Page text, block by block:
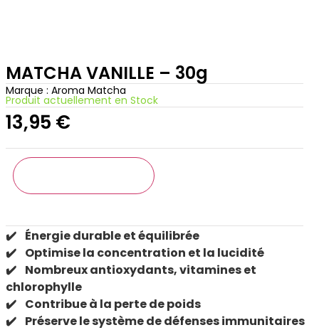
MATCHA VANILLE – 30g
Marque : Aroma Matcha
Produit actuellement en Stock
13,95 €
✔️ Énergie durable et équilibrée
✔️ Optimise la concentration et la lucidité
✔️ Nombreux antioxydants, vitamines et
chlorophylle
✔️ Contribue à la perte de poids
✔️ Préserve le système de défenses immunitaires